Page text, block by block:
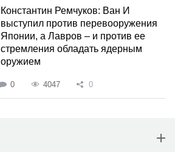
Константин Ремчуков: Ван И
выступил против перевооружения
Японии, а Лавров – и против ее
стремления обладать ядерным
оружием
0 4047 0